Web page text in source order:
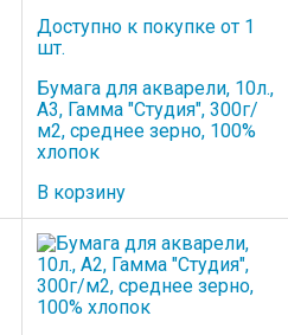
Доступно к покупке от 1
шт.
Бумага для акварели, 10л.,
А3, Гамма "Студия", 300г/
м2, среднее зерно, 100%
хлопок
В корзину